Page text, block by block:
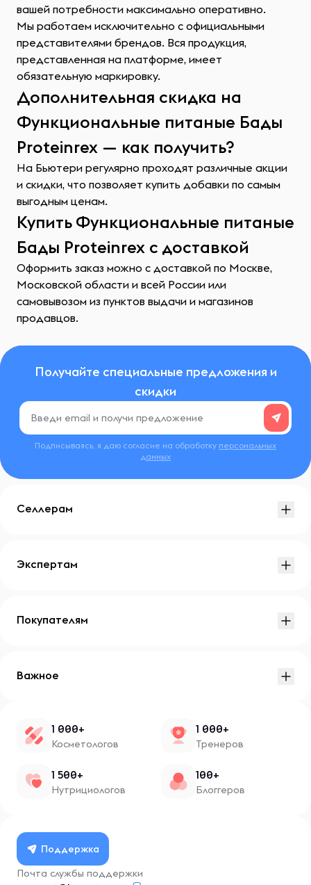
вашей потребности максимально оперативно.
Мы работаем исключительно с официальными
представителями брендов. Вся продукция,
представленная на платформе, имеет
обязательную маркировку.
Дополнительная скидка на
Функциональные питаные Бады
Proteinrex — как получить?
На Бьютери регулярно проходят различные акции
и скидки, что позволяет купить добавки по самым
выгодным ценам.
Купить Функциональные питаные
Бады Proteinrex с доставкой
Оформить заказ можно с доставкой по Москве,
Московской области и всей России или
самовывозом из пунктов выдачи и магазинов
продавцов.
Получайте специальные предложения и
скидки
Подписываясь, я даю согласие на обработку персональных
данных
Селлерам
Экспертам
Покупателям
Важное
1 000+
Косметологов
1 000+
Тренеров
1 500+
Нутрициологов
100+
Блоггеров
Поддержка
Почта службы поддержки